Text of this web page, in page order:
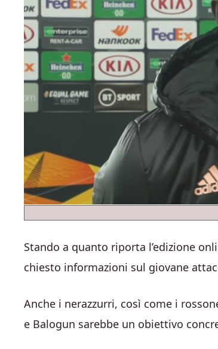
Stando a quanto riporta l’edizione
chiesto informazioni sul giovane
Anche i nerazzurri, così come i
e Balogun sarebbe un obiettivo